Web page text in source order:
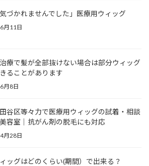
気づかれませんでした」医療用ウィッグ
月11日
療で髪が全部抜けない場合は部分ウィッグ
ることがあります
月8日
谷区等々力で医療用ウィッグの試着・相談
容室｜抗がん剤の脱毛にも対応
月28日
ッグはどのくらい(期間）で出来る？